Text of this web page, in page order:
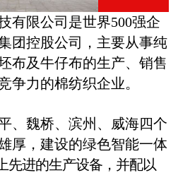
有限公司是世界500强企
团控股公司，主要从事纯
布及牛仔布的生产、销售
争力的棉纺织企业。
、魏桥、滨州、威海四个
厚，建设的绿色智能一体
上先进的生产设备， 并配以